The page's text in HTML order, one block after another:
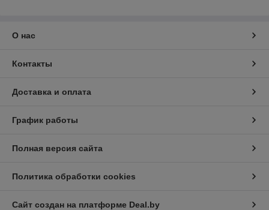
О нас
Контакты
Доставка и оплата
График работы
Полная версия сайта
Политика обработки cookies
Сайт создан на платформе Deal.by